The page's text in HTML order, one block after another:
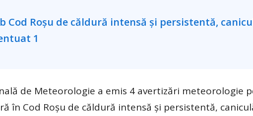
de Meteorologie a emis 4 avertizări meteorologie
în Cod Roșu de căldură intensă și persistentă,